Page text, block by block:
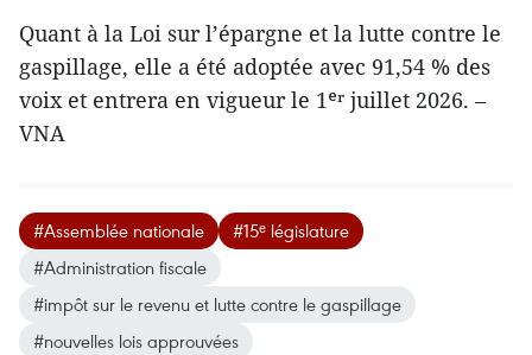
Quant à la Loi sur l’épargne et la lutte contre le
gaspillage, elle a été adoptée avec 91,54 % des
voix et entrera en vigueur le 1ᵉʳ juillet 2026. –
VNA
#Assemblée nationale
#15ᵉ législature
#Administration fiscale
#impôt sur le revenu et lutte contre le gaspillage
#nouvelles lois approuvées